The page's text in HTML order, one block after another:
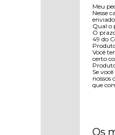
Meu
Nesse
Qual o
O
49 do
Você
certo
Se
nossos
que
Os